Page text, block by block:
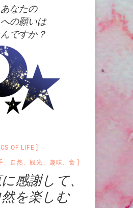
あなたの
の願いは
ですか？
OF LIFE
、 自然、観光、 趣味、食
感謝して、
を楽しむ